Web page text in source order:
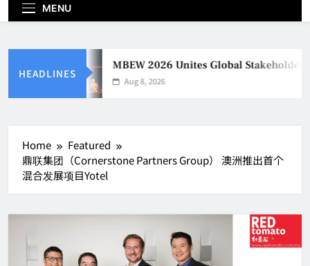
MENU
HEADLINES
MBEW 2026 Unites Global
Aug 8, 2026
Home
Featured
鼎联集团（Cornerstone Partners Group） 澳洲推出首个
混合发展项目Yotel